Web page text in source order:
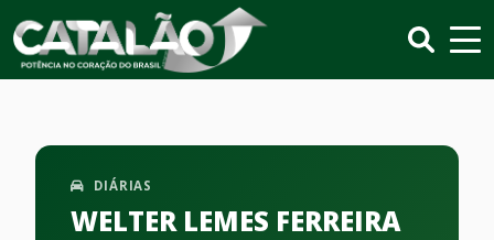
DIÁRIAS
WELTER LEMES FERREIRA